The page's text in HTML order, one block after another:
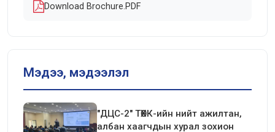
Download Brochure.PDF
Мэдээ, мэдээлэл
"ДЦС-2" ТӨХК-ийн нийт ажилтан,
албан хаагчдын хурал зохион